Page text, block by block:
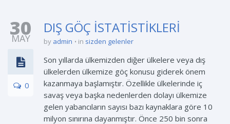
30
MAY
0
DIŞ GÖÇ İSTATİSTİKLERİ
by admin in sizden gelenler
Son yıllarda ülkemizden diğer ülkelere veya dış
ülkelerden ülkemize göç konusu giderek önem
kazanmaya başlamıştır. Özellikle ülkelerinde iç
savaş veya başka nedenlerden dolayı ülkemize
gelen yabancıların sayısı bazı kaynaklara göre 10
milyon sınırına dayanmıştır. Önce 250 bin sonra